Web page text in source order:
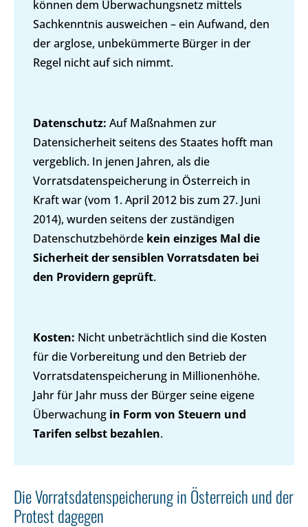
können dem Überwachungsnetz mittels
Sachkenntnis ausweichen – ein Aufwand, den
der arglose, unbekümmerte Bürger in der
Regel nicht auf sich nimmt.
Datenschutz: Auf Maßnahmen zur
Datensicherheit seitens des Staates hofft man
vergeblich. In jenen Jahren, als die
Vorratsdatenspeicherung in Österreich in
Kraft war (vom 1. April 2012 bis zum 27. Juni
2014), wurden seitens der zuständigen
Datenschutzbehörde kein einziges Mal die
Sicherheit der sensiblen Vorratsdaten bei
den Providern geprüft.
Kosten: Nicht unbeträchtlich sind die Kosten
für die Vorbereitung und den Betrieb der
Vorratsdatenspeicherung in Millionenhöhe.
Jahr für Jahr muss der Bürger seine eigene
Überwachung in Form von Steuern und
Tarifen selbst bezahlen.
Die Vorratsdatenspeicherung in Österreich und der
Protest dagegen